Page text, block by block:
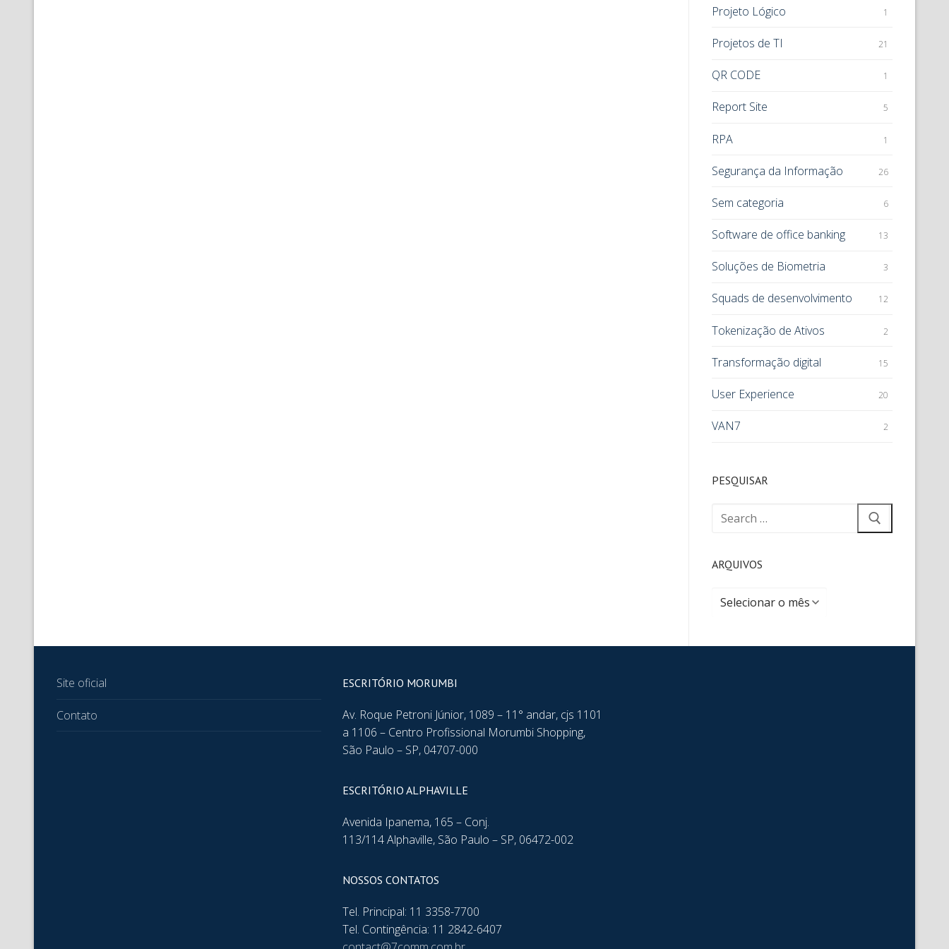
Projeto Lógico 1
Projetos de TI 21
QR CODE 1
Report Site 5
RPA 1
Segurança da Informação 26
Sem categoria 6
Software de office banking 13
Soluções de Biometria 3
Squads de desenvolvimento 12
Tokenização de Ativos 2
Transformação digital 15
User Experience 20
VAN7 2
PESQUISAR
ARQUIVOS
Site oficial
Contato
ESCRITÓRIO MORUMBI
Av. Roque Petroni Júnior, 1089 – 11° andar, cjs 1101
a 1106 – Centro Profissional Morumbi Shopping,
São Paulo – SP, 04707-000
ESCRITÓRIO ALPHAVILLE
Avenida Ipanema, 165 – Conj.
113/114 Alphaville, São Paulo – SP, 06472-002
NOSSOS CONTATOS
Tel. Principal: 11 3358-7700
Tel. Contingência: 11 2842-6407